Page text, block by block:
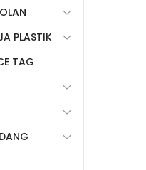
PLASTIK
TAG